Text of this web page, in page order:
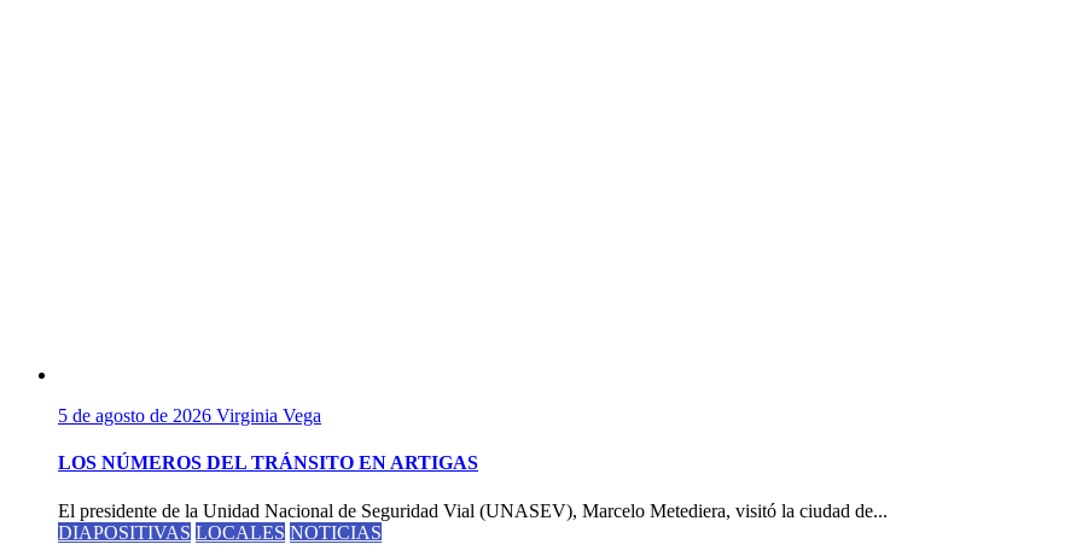
5 de agosto de 2026 Virginia Vega
LOS NÚMEROS DEL TRÁNSITO EN ARTIGAS
El presidente de la Unidad Nacional de Seguridad Vial (UNASEV), Marcelo Metediera, visitó la ciudad de...
DIAPOSITIVAS LOCALES NOTICIAS